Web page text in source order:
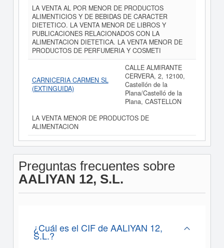
LA VENTA AL POR MENOR DE PRODUCTOS
ALIMENTICIOS Y DE BEBIDAS DE CARACTER
DIETETICO. LA VENTA MENOR DE LIBROS Y
PUBLICACIONES RELACIONADOS CON LA
ALIMENTACION DIETETICA. LA VENTA MENOR DE
PRODUCTOS DE PERFUMERIA Y COSMETI
CARNICERIA CARMEN SL
(EXTINGUIDA)
CALLE ALMIRANTE
CERVERA, 2, 12100,
Castellón de la
Plana/Castelló de la
Plana, CASTELLON
LA VENTA MENOR DE PRODUCTOS DE
ALIMENTACION
Preguntas frecuentes sobre
AALIYAN 12, S.L.
¿Cuál es el CIF de AALIYAN 12,
S.L.?